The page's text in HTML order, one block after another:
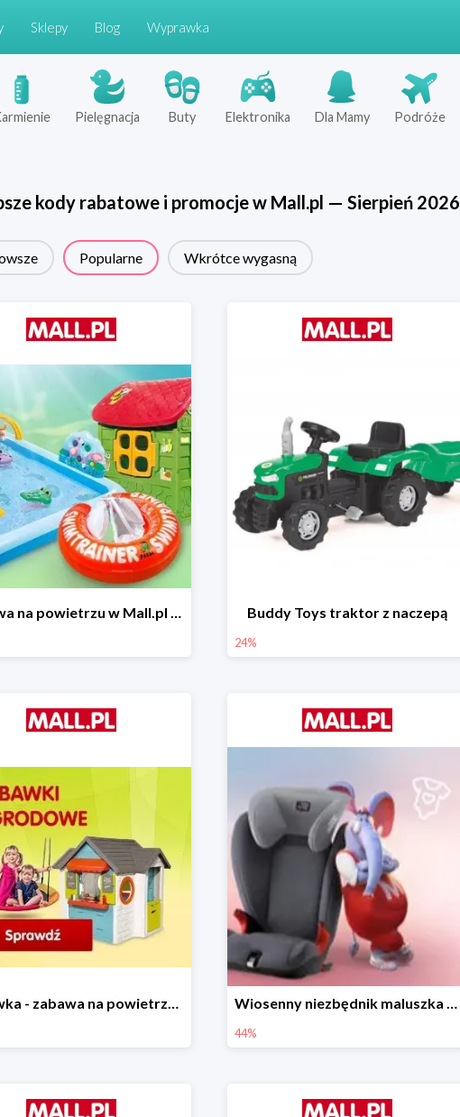
Sklepy Blog Wyprawka
Pielęgnacja Buty Elektronika Dla Mamy Podróże
kody rabatowe i promocje w Mall.pl — Sierpień 2026
Popularne Wkrótce wygasną
Zabawa na powietrzu w Mall.pl do -50% Buddy Toys traktor z naczepą
24%
Majówka - zabawa na powietrzu do -35% Wiosenny niezbędnik maluszka do -44% taniej
44%